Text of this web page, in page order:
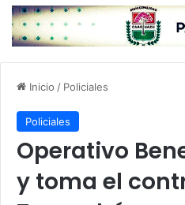
Inicio / Policiales
Policiales
Operativo
y toma el